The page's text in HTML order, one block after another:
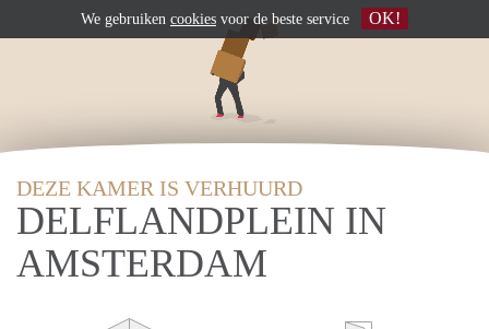
DEZE KAMER IS VERHUURD
DELFLANDPLEIN IN
AMSTERDAM
We gebruiken cookies voor de beste service OK!